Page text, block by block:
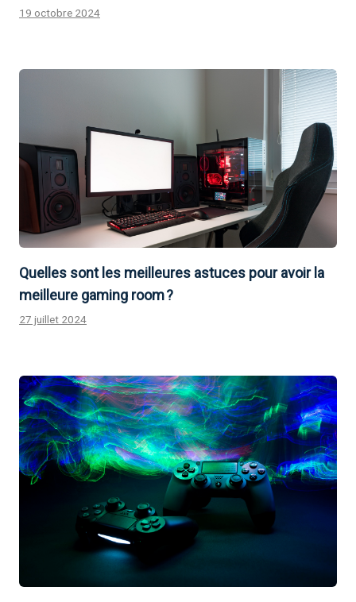
19 octobre 2024
Quelles sont les meilleures astuces pour avoir la
meilleure gaming room ?
27 juillet 2024